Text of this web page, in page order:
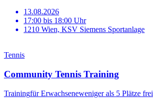
13.08.2026
17:00 bis 18:00 Uhr
1210 Wien, KSV Siemens Sportanlage
Tennis
Community Tennis Training
Trainingfür Erwachseneweniger als 5 Plätze frei